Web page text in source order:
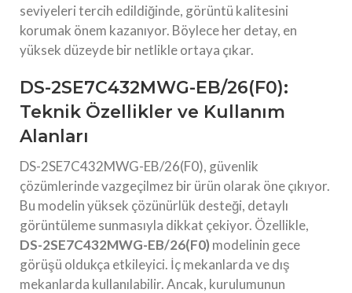
seviyeleri tercih edildiğinde, görüntü kalitesini
korumak önem kazanıyor. Böylece her detay, en
yüksek düzeyde bir netlikle ortaya çıkar.
DS-2SE7C432MWG-EB/26(F0):
Teknik Özellikler ve Kullanım
Alanları
DS-2SE7C432MWG-EB/26(F0), güvenlik
çözümlerinde vazgeçilmez bir ürün olarak öne çıkıyor.
Bu modelin yüksek çözünürlük desteği, detaylı
görüntüleme sunmasıyla dikkat çekiyor. Özellikle,
DS-2SE7C432MWG-EB/26(F0) modelinin gece
görüşü oldukça etkileyici. İç mekanlarda ve dış
mekanlarda kullanılabilir. Ancak, kurulumunun